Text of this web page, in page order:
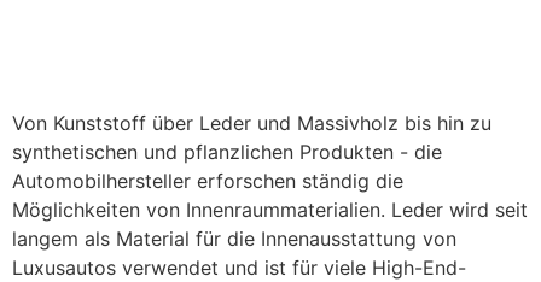
Von Kunststoff über Leder und Massivholz bis hin zu
synthetischen und pflanzlichen Produkten - die
Automobilhersteller erforschen ständig die
Möglichkeiten von Innenraummaterialien. Leder wird seit
langem als Material für die Innenausstattung von
Luxusautos verwendet und ist für viele High-End-